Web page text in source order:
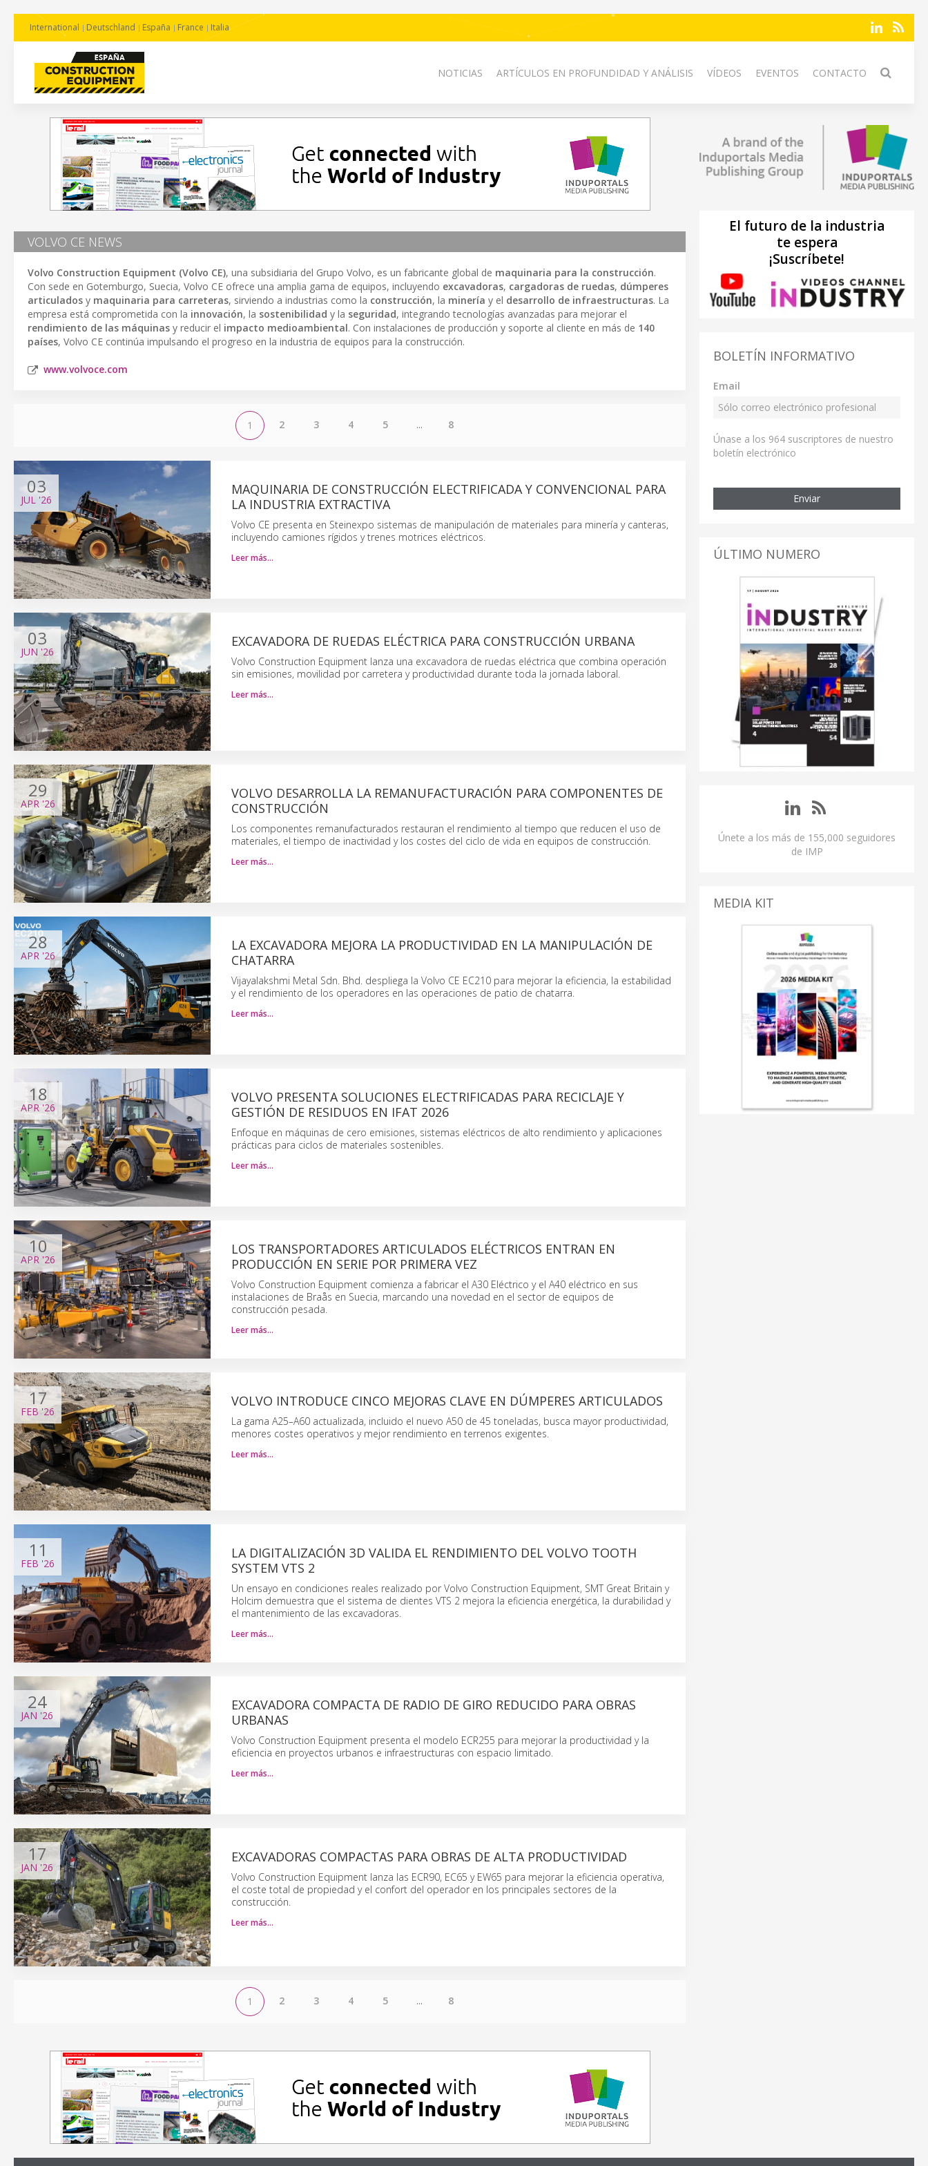
International Deutschland España France Italia
NOTICIAS ARTÍCULOS EN PROFUNDIDAD Y ANÁLISIS VÍDEOS EVENTOS CONTACTO
VOLVO CE NEWS
Volvo Construction Equipment (Volvo CE), una subsidiaria del Grupo Volvo, es un fabricante global de maquinaria para la construcción.
Con sede en Gotemburgo, Suecia, Volvo CE ofrece una amplia gama de equipos, incluyendo excavadoras, cargadoras de ruedas, dúmperes
articulados y maquinaria para carreteras, sirviendo a industrias como la construcción, la minería y el desarrollo de infraestructuras. La
empresa está comprometida con la innovación, la sostenibilidad y la seguridad, integrando tecnologías avanzadas para mejorar el
rendimiento de las máquinas y reducir el impacto medioambiental. Con instalaciones de producción y soporte al cliente en más de 140
países, Volvo CE continúa impulsando el progreso en la industria de equipos para la construcción.
www.volvoce.com
1 2 3 4 5 ... 8
03
JUL '26
MAQUINARIA DE CONSTRUCCIÓN ELECTRIFICADA Y CONVENCIONAL PARA
LA INDUSTRIA EXTRACTIVA
Volvo CE presenta en Steinexpo sistemas de manipulación de materiales para minería y canteras,
incluyendo camiones rígidos y trenes motrices eléctricos.
Leer más…
03
JUN '26
EXCAVADORA DE RUEDAS ELÉCTRICA PARA CONSTRUCCIÓN URBANA
Volvo Construction Equipment lanza una excavadora de ruedas eléctrica que combina operación
sin emisiones, movilidad por carretera y productividad durante toda la jornada laboral.
Leer más…
29
APR '26
VOLVO DESARROLLA LA REMANUFACTURACIÓN PARA COMPONENTES DE
CONSTRUCCIÓN
Los componentes remanufacturados restauran el rendimiento al tiempo que reducen el uso de
materiales, el tiempo de inactividad y los costes del ciclo de vida en equipos de construcción.
Leer más…
28
APR '26
LA EXCAVADORA MEJORA LA PRODUCTIVIDAD EN LA MANIPULACIÓN DE
CHATARRA
Vijayalakshmi Metal Sdn. Bhd. despliega la Volvo CE EC210 para mejorar la eficiencia, la estabilidad
y el rendimiento de los operadores en las operaciones de patio de chatarra.
Leer más…
18
APR '26
VOLVO PRESENTA SOLUCIONES ELECTRIFICADAS PARA RECICLAJE Y
GESTIÓN DE RESIDUOS EN IFAT 2026
Enfoque en máquinas de cero emisiones, sistemas eléctricos de alto rendimiento y aplicaciones
prácticas para ciclos de materiales sostenibles.
Leer más…
10
APR '26
LOS TRANSPORTADORES ARTICULADOS ELÉCTRICOS ENTRAN EN
PRODUCCIÓN EN SERIE POR PRIMERA VEZ
Volvo Construction Equipment comienza a fabricar el A30 Eléctrico y el A40 eléctrico en sus
instalaciones de Braås en Suecia, marcando una novedad en el sector de equipos de
construcción pesada.
Leer más…
17
FEB'26
VOLVO INTRODUCE CINCO MEJORAS CLAVE EN DÚMPERES ARTICULADOS
La gama A25–A60 actualizada, incluido el nuevo A50 de 45 toneladas, busca mayor productividad,
menores costes operativos y mejor rendimiento en terrenos exigentes.
Leer más…
11
FEB '26
LA DIGITALIZACIÓN 3D VALIDA EL RENDIMIENTO DEL VOLVO TOOTH
SYSTEM VTS 2
Un ensayo en condiciones reales realizado por Volvo Construction Equipment, SMT Great Britain y
Holcim demuestra que el sistema de dientes VTS 2 mejora la eficiencia energética, la durabilidad y
el mantenimiento de las excavadoras.
Leer más…
24
JAN '26
EXCAVADORA COMPACTA DE RADIO DE GIRO REDUCIDO PARA OBRAS
URBANAS
Volvo Construction Equipment presenta el modelo ECR255 para mejorar la productividad y la
eficiencia en proyectos urbanos e infraestructuras con espacio limitado.
Leer más…
17
JAN '26
EXCAVADORAS COMPACTAS PARA OBRAS DE ALTA PRODUCTIVIDAD
Volvo Construction Equipment lanza las ECR90, EC65 y EW65 para mejorar la eficiencia operativa,
el coste total de propiedad y el confort del operador en los principales sectores de la
construcción.
Leer más…
1 2 3 4 5 ... 8
El futuro de la industria
te espera
¡Suscríbete!
BOLETÍN INFORMATIVO
Email
Únase a los 964 suscriptores de nuestro
boletín electrónico
Enviar
ÚLTIMO NUMERO
Únete a los más de 155,000 seguidores
de IMP
MEDIA KIT